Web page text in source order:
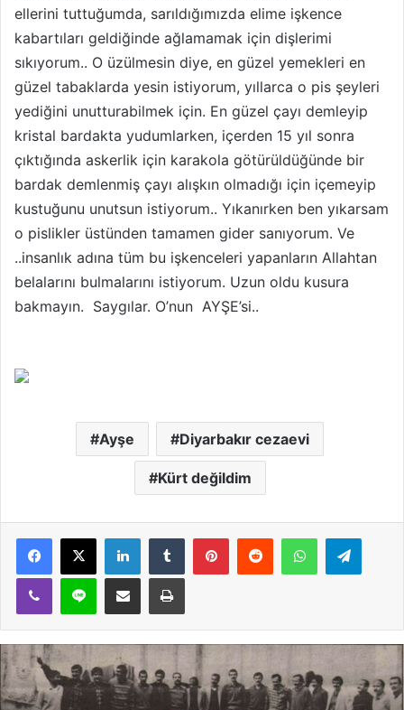
ellerini tuttuğumda, sarıldığımızda elime işkence
kabartıları geldiğinde ağlamamak için dişlerimi
sıkıyorum.. O üzülmesin diye, en güzel yemekleri en
güzel tabaklarda yesin istiyorum, yıllarca o pis şeyleri
yediğini unutturabilmek için. En güzel çayı demleyip
kristal bardakta yudumlarken, içerden 15 yıl sonra
çıktığında askerlik için karakola götürüldüğünde bir
bardak demlenmiş çayı alışkın olmadığı için içemeyip
kustuğunu unutsun istiyorum.. Yıkanırken ben yıkarsam
o pislikler üstünden tamamen gider sanıyorum. Ve
..insanlık adına tüm bu işkenceleri yapanların Allahtan
belalarını bulmalarını istiyorum. Uzun oldu kusura
bakmayın. Saygılar. O’nun AYŞE’si..
Ayşe Diyarbakır cezaevi
Kürt değildim
WhatsApp